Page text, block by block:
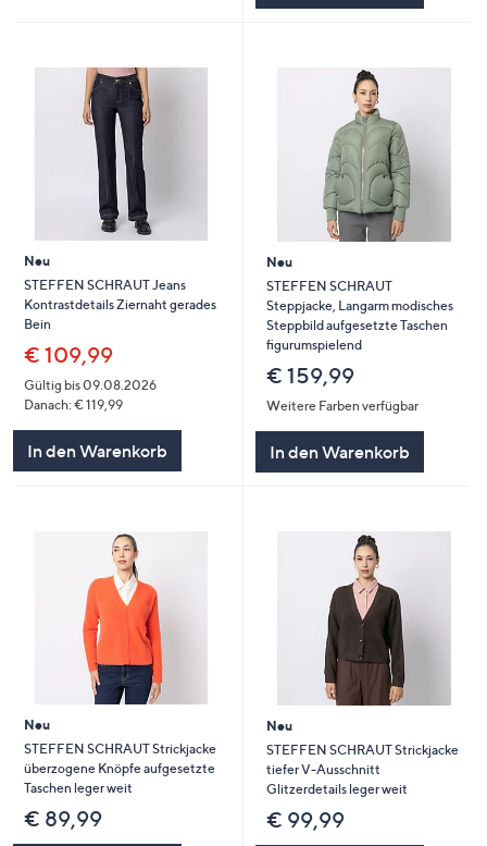
Neu
STEFFEN SCHRAUT Jeans
Kontrastdetails Ziernaht gerades
Bein
€ 109,99
Gültig bis 09.08.2026
Danach: € 119,99
In den Warenkorb
Neu
STEFFEN SCHRAUT
Steppjacke, Langarm modisches
Steppbild aufgesetzte Taschen
figurumspielend
€ 159,99
Weitere Farben verfügbar
In den Warenkorb
Neu
STEFFEN SCHRAUT Strickjacke
überzogene Knöpfe aufgesetzte
Taschen leger weit
€ 89,99
Neu
STEFFEN SCHRAUT Strickjacke
tiefer V-Ausschnitt
Glitzerdetails leger weit
€ 99,99